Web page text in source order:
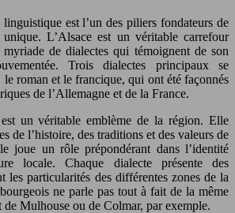
est l’un des piliers fondateurs de
L’Alsace est un véritable carrefour
de dialectes qui témoignent de son
Trois dialectes principaux se
le roman et le francique, qui ont été façonnés
de l’Allemagne et de la France.
un véritable emblème de la région. Elle
de l’histoire, des traditions et des valeurs de
joue un rôle prépondérant dans l’identité
locale. Chaque dialecte présente des
les particularités des différentes zones de la
ne parle pas tout à fait de la même
de Mulhouse ou de Colmar, par exemple.